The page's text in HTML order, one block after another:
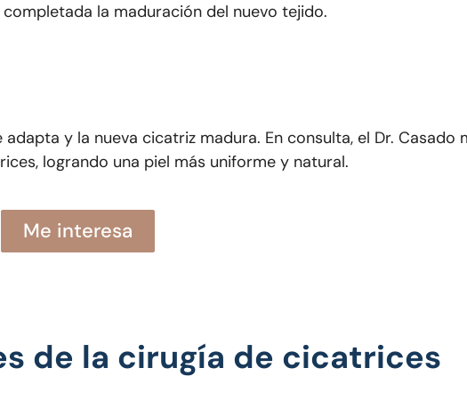
la maduración del nuevo tejido.
y la nueva cicatriz madura. En consulta, el Dr. Casado
logrando una piel más uniforme y natural.
Me interesa
de la cirugía de cicatrices